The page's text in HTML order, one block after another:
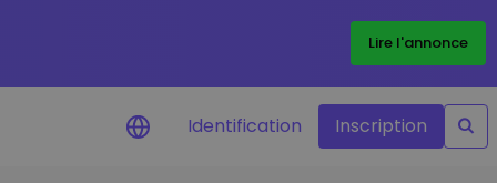
Lire l'annonce
Identification Inscription